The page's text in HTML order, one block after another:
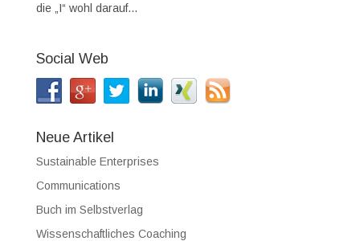
die „I“ wohl darauf...
Social Web
Neue Artikel
Sustainable Enterprises
Communications
Buch im Selbstverlag
Wissenschaftliches Coaching